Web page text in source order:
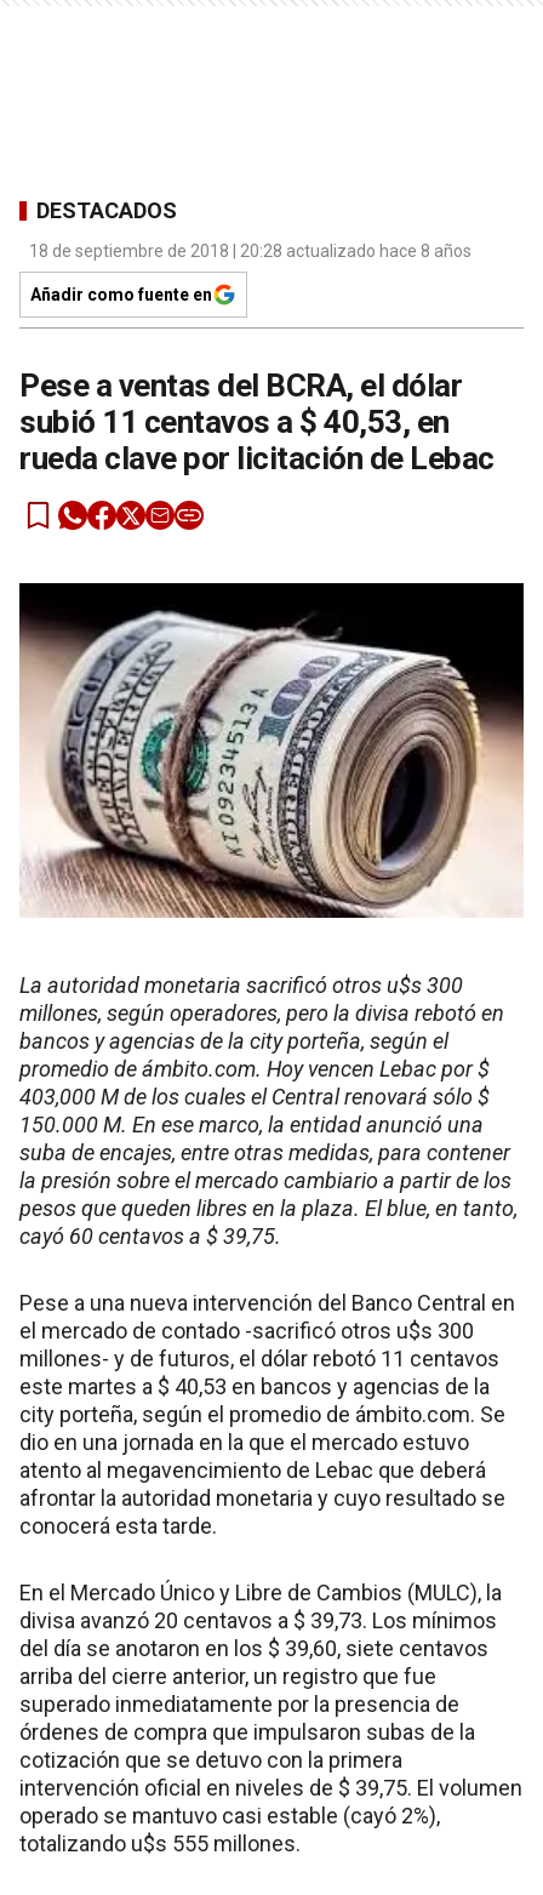
DESTACADOS
18 de septiembre de 2018 | 20:28 actualizado hace 8 años
Añadir como fuente en
Pese a ventas del BCRA, el dólar
subió 11 centavos a $ 40,53, en
rueda clave por licitación de Lebac
La autoridad monetaria sacrificó otros u$s 300
millones, según operadores, pero la divisa rebotó en
bancos y agencias de la city porteña, según el
promedio de ámbito.com. Hoy vencen Lebac por $
403,000 M de los cuales el Central renovará sólo $
150.000 M. En ese marco, la entidad anunció una
suba de encajes, entre otras medidas, para contener
la presión sobre el mercado cambiario a partir de los
pesos que queden libres en la plaza. El blue, en tanto,
cayó 60 centavos a $ 39,75.
Pese a una nueva intervención del Banco Central en
el mercado de contado -sacrificó otros u$s 300
millones- y de futuros, el dólar rebotó 11 centavos
este martes a $ 40,53 en bancos y agencias de la
city porteña, según el promedio de ámbito.com. Se
dio en una jornada en la que el mercado estuvo
atento al megavencimiento de Lebac que deberá
afrontar la autoridad monetaria y cuyo resultado se
conocerá esta tarde.
En el Mercado Único y Libre de Cambios (MULC), la
divisa avanzó 20 centavos a $ 39,73. Los mínimos
del día se anotaron en los $ 39,60, siete centavos
arriba del cierre anterior, un registro que fue
superado inmediatamente por la presencia de
órdenes de compra que impulsaron subas de la
cotización que se detuvo con la primera
intervención oficial en niveles de $ 39,75. El volumen
operado se mantuvo casi estable (cayó 2%),
totalizando u$s 555 millones.